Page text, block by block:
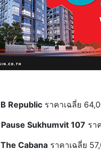
B Republic ราคาเฉลี่ย
Pause Sukhumvit 107 รา
The Cabana ราคาเฉลี่ย